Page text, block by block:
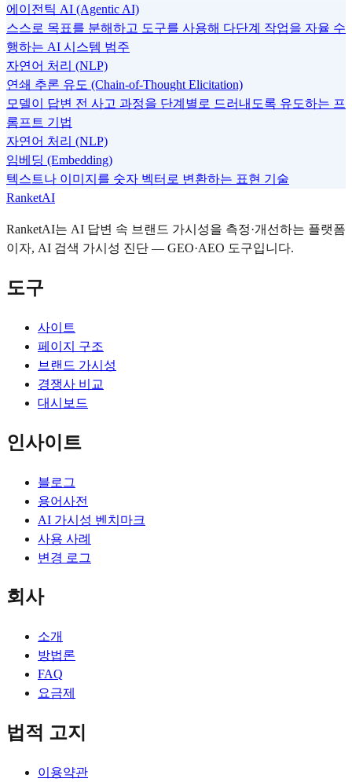
에이전틱 AI (Agentic AI)
스스로 목표를 분해하고 도구를 사용해 다단계 작업을 자율 수
행하는 AI 시스템 범주
자연어 처리 (NLP)
연쇄 추론 유도 (Chain-of-Thought Elicitation)
모델이 답변 전 사고 과정을 단계별로 드러내도록 유도하는 프
롬프트 기법
자연어 처리 (NLP)
임베딩 (Embedding)
텍스트나 이미지를 숫자 벡터로 변환하는 표현 기술
RanketAI
RanketAI는 AI 답변 속 브랜드 가시성을 측정·개선하는 플랫폼
이자, AI 검색 가시성 진단 — GEO·AEO 도구입니다.
도구
사이트
페이지 구조
브랜드 가시성
경쟁사 비교
대시보드
인사이트
블로그
용어사전
AI 가시성 벤치마크
사용 사례
변경 로그
회사
소개
방법론
FAQ
요금제
법적 고지
이용약관